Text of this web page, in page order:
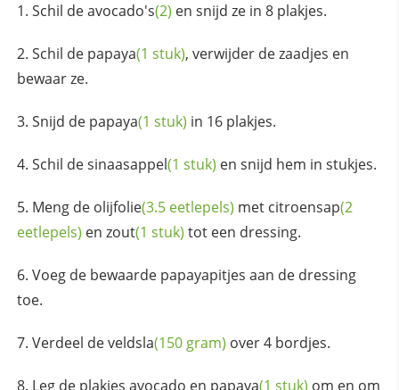
Schil deavocado's(2) en snijd ze in 8 plakjes.
Schil de papaya(1 stuk), verwijder de zaadjes en
bewaar ze.
Snijd de papaya(1 stuk) in 16 plakjes.
Schil desinaasappel(1 stuk) en snijd hem in stukjes.
Meng de olijfolie(3.5 eetlepels) met citroensap(2
eetlepels) en zout(1 stuk) tot een dressing.
Voeg de bewaarde papayapitjes aan de dressing
toe.
Verdeel develdsla(150 gram) over 4 bordjes.
Leg de plakjes avocado en papaya(1 stuk) om en om